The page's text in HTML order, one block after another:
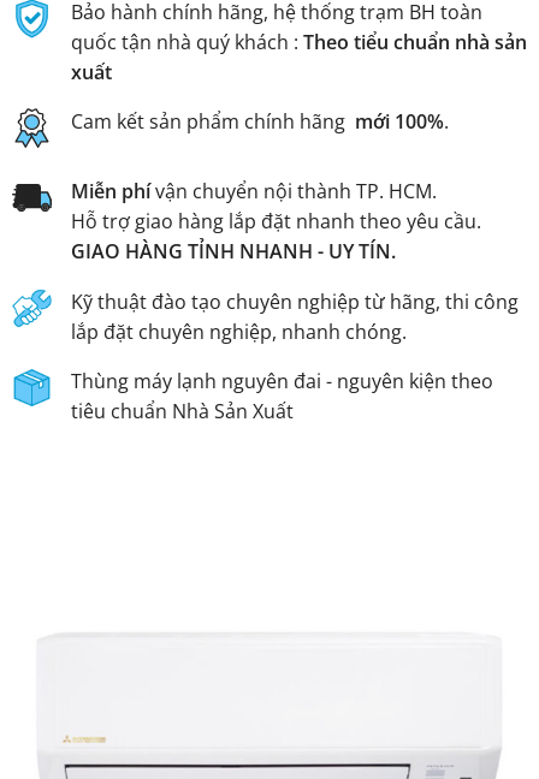
Bảo hành chính hãng, hệ thống trạm BH toàn
quốc tận nhà quý khách : Theo tiểu chuẩn nhà sản
xuất
Cam kết sản phẩm chính hãng mới 100%.
Miễn phívận chuyển nội thành TP. HCM.
Hỗ trợ giao hàng lắp đặt nhanh theo yêu cầu.
GIAO HÀNG TỈNH NHANH - UY TÍN.
Kỹ thuật đào tạo chuyên nghiệp từ hãng, thi công
lắp đặt chuyên nghiệp, nhanh chóng.
Thùng máy lạnh nguyên đai - nguyên kiện theo
tiêu chuẩn Nhà Sản Xuất